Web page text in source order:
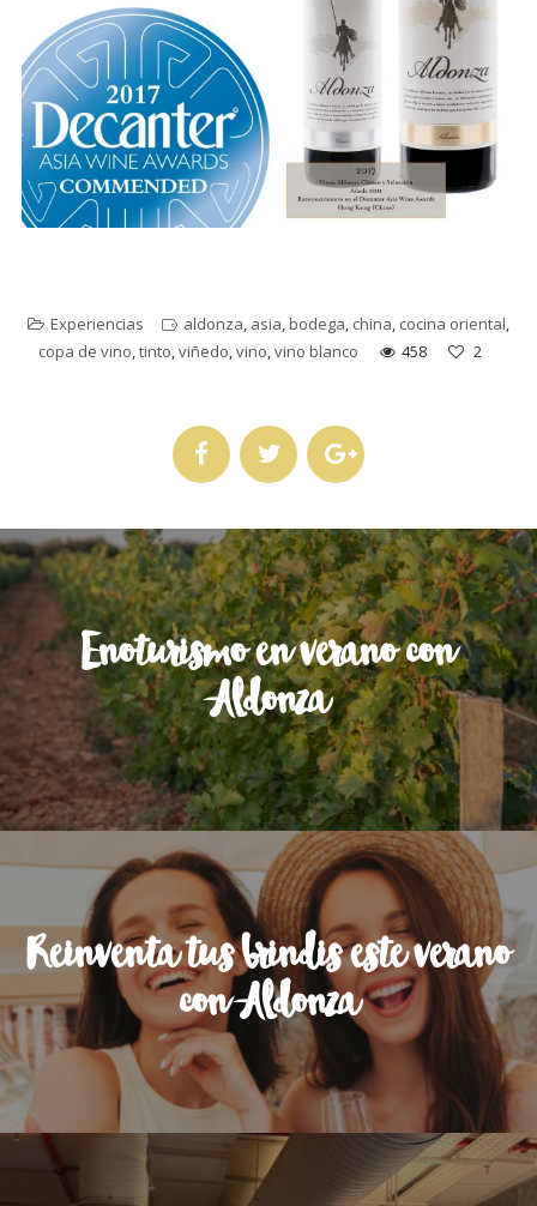
Experiencias aldonza, asia,bodega, china, cocina oriental,
copa de vino,tinto,viñedo,vino,vino blanco 458 2
Enoturismo en verano con
Aldonza
Reinventa tus brindis este verano
con Aldonza